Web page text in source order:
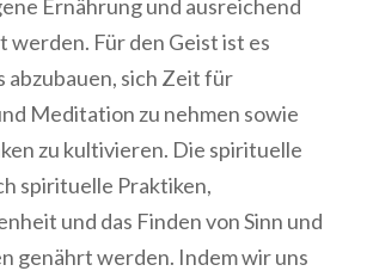
Ernährung und ausreichend
werden. Für den Geist ist es
abzubauen, sich Zeit für
Meditation zu nehmen sowie
zu kultivieren. Die spirituelle
spirituelle Praktiken,
und das Finden von Sinn und
genährt werden. Indem wir uns